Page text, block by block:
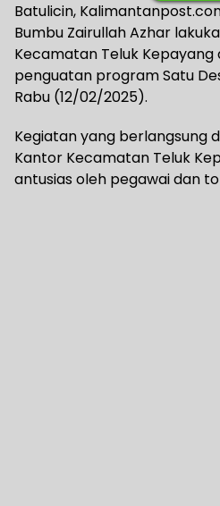
Batulicin,
Bumbu Zairullah Azhar
Kecamatan Teluk
penguatan program Satu
Rabu (12/02/2025).
Kegiatan yang berlangsung
Kantor Kecamatan Teluk
antusias oleh pegawai dan